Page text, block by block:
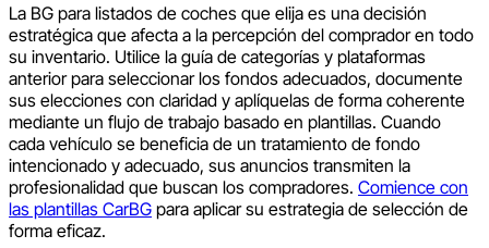
La BG para listados de coches que elija es una decisión
estratégica que afecta a la percepción del comprador en todo
su inventario. Utilice la guía de categorías y plataformas
anterior para seleccionar los fondos adecuados, documente
sus elecciones con claridad y aplíquelas de forma coherente
mediante un flujo de trabajo basado en plantillas. Cuando
cada vehículo se beneficia de un tratamiento de fondo
intencionado y adecuado, sus anuncios transmiten la
profesionalidad que buscan los compradores. Comience con
las plantillas CarBG para aplicar su estrategia de selección de
forma eficaz.